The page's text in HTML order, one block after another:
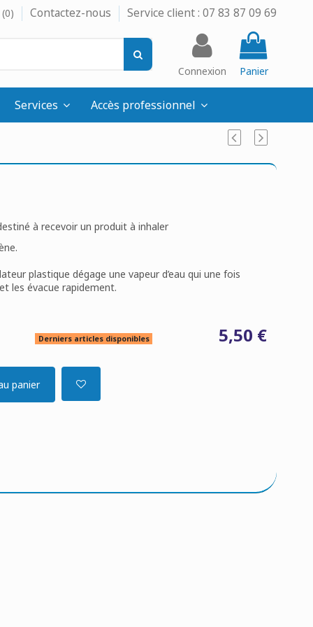
0) Contactez-nous Service client : 07 83 87 09 69
Connexion Panier
Services Accès professionnel
à recevoir un produit à inhaler
plastique dégage une vapeur d’eau qui une fois
les évacue rapidement.
Derniers articles disponibles 5,50 €
panier